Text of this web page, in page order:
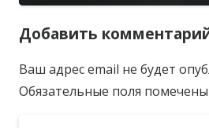
Добавить
Ваш адрес email не будет
Обязательные поля помечены